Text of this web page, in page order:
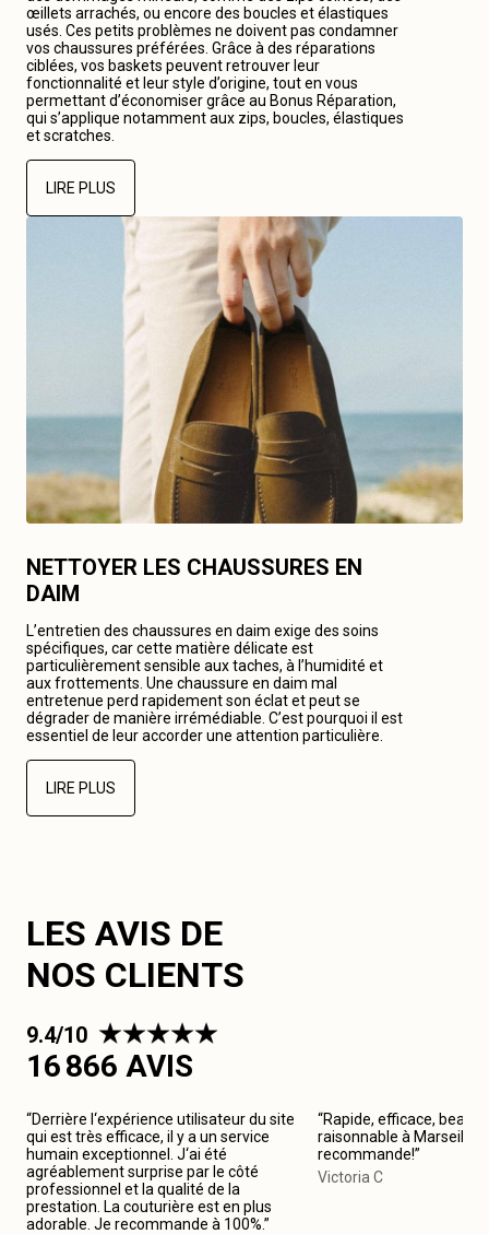
œillets arrachés, ou encore des boucles et élastiques
usés. Ces petits problèmes ne doivent pas condamner
vos chaussures préférées. Grâce à des réparations
ciblées, vos baskets peuvent retrouver leur
fonctionnalité et leur style d’origine, tout en vous
permettant d’économiser grâce au Bonus Réparation,
qui s’applique notamment aux zips, boucles, élastiques
et scratches.
LIRE PLUS
NETTOYER LES CHAUSSURES EN
DAIM
L’entretien des chaussures en daim exige des soins
spécifiques, car cette matière délicate est
particulièrement sensible aux taches, à l’humidité et
aux frottements. Une chaussure en daim mal
entretenue perd rapidement son éclat et peut se
dégrader de manière irrémédiable. C’est pourquoi il est
essentiel de leur accorder une attention particulière.
LIRE PLUS
LES AVIS DE
NOS CLIENTS
9.4/10
16 866 AVIS
“Derrière l‘expérience utilisateur du site
qui est très efficace, il y a un service
humain exceptionnel. J‘ai été
agréablement surprise par le côté
professionnel et la qualité de la
prestation. La couturière est en plus
adorable. Je recommande à 100%.”
“Rapide, efficace, beau
raisonnable à Marseille
recommande!”
Victoria C